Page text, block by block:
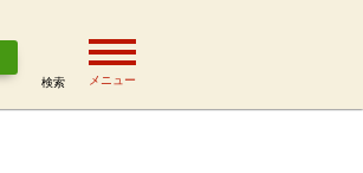
検索 メニュー